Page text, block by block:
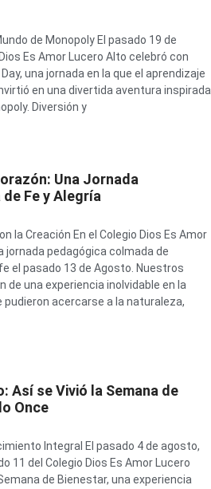
de Monopoly El pasado 19 de
Es Amor Lucero Alto celebró con
una jornada en la que el aprendizaje
en una divertida aventura inspirada
Diversión y
Una Jornada
Fe y Alegría
la Creación En el Colegio Dios Es Amor
jornada pedagógica colmada de
el pasado 13 de Agosto. Nuestros
una experiencia inolvidable en la
pudieron acercarse a la naturaleza,
Así se Vivió la Semana de
Once
Integral El pasado 4 de agosto,
11 del Colegio Dios Es Amor Lucero
de Bienestar, una experiencia